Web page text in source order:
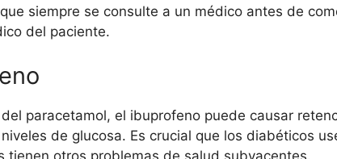
siempre se consulte a un médico antes de
del paciente.
paracetamol, el ibuprofeno puede causar
de glucosa. Es crucial que los diabéticos